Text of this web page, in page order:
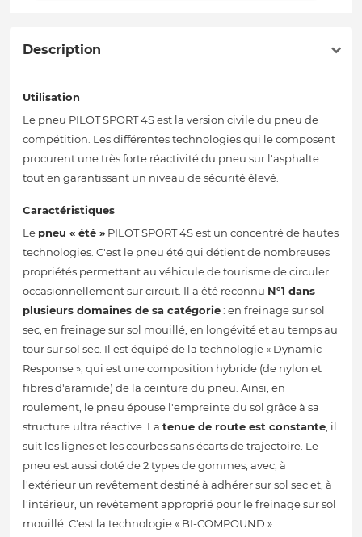
Description
Utilisation
Le pneu PILOT SPORT 4S est la version civile du pneu de
compétition. Les différentes technologies qui le composent
procurent une très forte réactivité du pneu sur l'asphalte
tout en garantissant un niveau de sécurité élevé.
Caractéristiques
Le pneu « été » PILOT SPORT 4S est un concentré de hautes
technologies. C'est le pneu été qui détient de nombreuses
propriétés permettant au véhicule de tourisme de circuler
occasionnellement sur circuit. Il a été reconnu N°1 dans
plusieurs domaines de sa catégorie: en freinage sur sol
sec, en freinage sur sol mouillé, en longévité et au temps au
tour sur sol sec. Il est équipé de la technologie « Dynamic
Response », qui est une composition hybride (de nylon et
fibres d'aramide) de la ceinture du pneu. Ainsi, en
roulement, le pneu épouse l'empreinte du sol grâce à sa
structure ultra réactive. La tenue de route est constante, il
suit les lignes et les courbes sans écarts de trajectoire. Le
pneu est aussi doté de 2 types de gommes, avec, à
l'extérieur un revêtement destiné à adhérer sur sol sec et, à
l'intérieur, un revêtement approprié pour le freinage sur sol
mouillé. C'est la technologie « BI-COMPOUND ».